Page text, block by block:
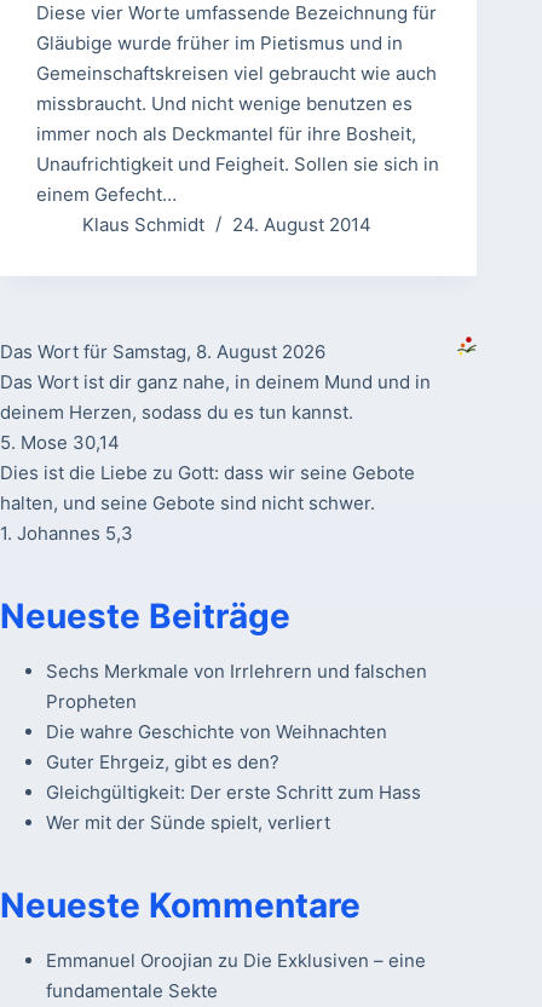
Diese vier Worte umfassende Bezeichnung für
Gläubige wurde früher im Pietismus und in
Gemeinschaftskreisen viel gebraucht wie auch
missbraucht. Und nicht wenige benutzen es
immer noch als Deckmantel für ihre Bosheit,
Unaufrichtigkeit und Feigheit. Sollen sie sich in
einem Gefecht…
Klaus Schmidt
24. August 2014
Das Wort für Samstag, 8. August 2026
Das Wort ist dir ganz nahe, in deinem Mund und in
deinem Herzen, sodass du es tun kannst.
5. Mose 30,14
Dies ist die Liebe zu Gott: dass wir seine Gebote
halten, und seine Gebote sind nicht schwer.
1. Johannes 5,3
Neueste Beiträge
Sechs Merkmale von Irrlehrern und falschen
Propheten
Die wahre Geschichte von Weihnachten
Guter Ehrgeiz, gibt es den?
Gleichgültigkeit: Der erste Schritt zum Hass
Wer mit der Sünde spielt, verliert
Neueste Kommentare
Emmanuel Oroojian zu Die Exklusiven – eine
fundamentale Sekte